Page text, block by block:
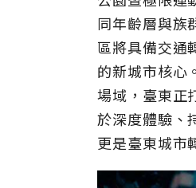
同年齡層與族
區將具備交通
的新城市核心
場域，臺東正
於深度體驗、
更是臺東城市